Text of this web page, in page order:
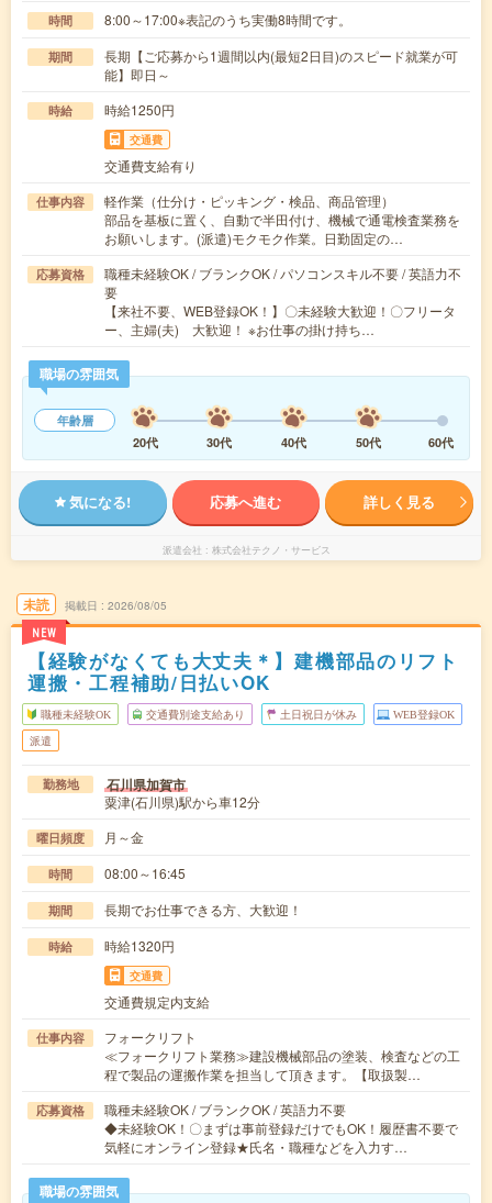
時間 8:00～17:00※表記のうち実働8時間です。
期間
長期【ご応募から1週間以内(最短2日目)のスピード就業が可
能】即日～
時給 時給1250円
交通費
交通費支給有り
仕事内容
軽作業（仕分け・ピッキング・検品、商品管理）
部品を基板に置く、自動で半田付け、機械で通電検査業務を
お願いします。(派遣)モクモク作業。日勤固定の…
応募資格
職種未経験OK / ブランクOK / パソコンスキル不要 / 英語力不
要
【来社不要、WEB登録OK！】〇未経験大歓迎！〇フリータ
ー、主婦(夫) 大歓迎！ ※お仕事の掛け持ち…
職場の雰囲気
年齢層
20代
30代 40代 50代 60代
気になる! 応募へ進む 詳しく見る
派遣会社 株式会社テクノ・サービス
未読
NEW
掲載日 2026/08/05
【経験がなくても大丈夫＊】建機部品のリフト
運搬・工程補助/日払いOK
職種未経験OK 交通費別途支給あり 土日祝日が休み WEB登録OK
派遣
勤務地 石川県加賀市
粟津(石川県)駅から車12分
曜日頻度 月～金
時間 08:00～16:45
期間 長期でお仕事できる方、大歓迎！
時給 時給1320円
交通費
交通費規定内支給
仕事内容
フォークリフト
≪フォークリフト業務≫建設機械部品の塗装、検査などの工
程で製品の運搬作業を担当して頂きます。【取扱製…
応募資格
職種未経験OK / ブランクOK / 英語力不要
◆未経験OK！〇まずは事前登録だけでもOK！履歴書不要で
気軽にオンライン登録★氏名・職種などを入力す…
職場の雰囲気